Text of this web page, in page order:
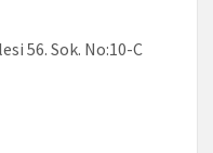
56. Sok. No:10-C